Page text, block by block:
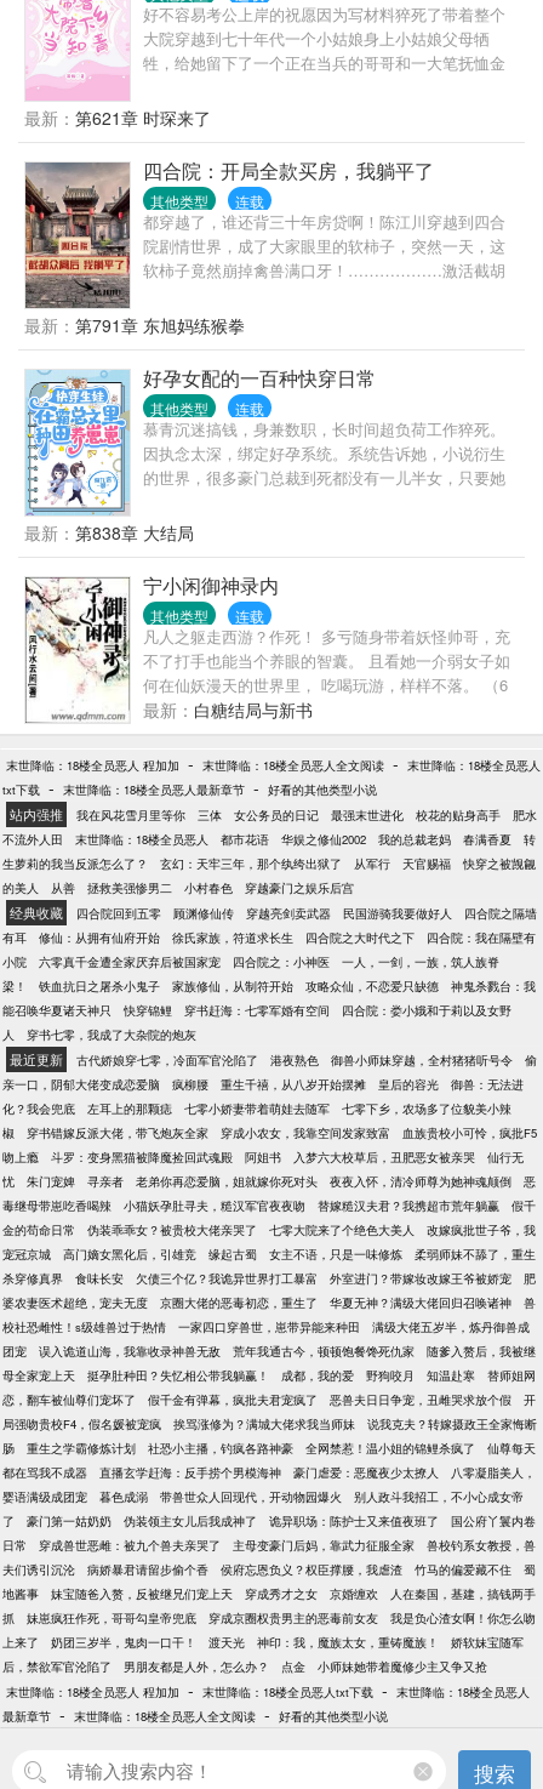
好不容易考公上岸的祝愿因为写材料猝死了带着整个
大院穿越到七十年代一个小姑娘身上小姑娘父母牺
牲，给她留下了一个正在当兵的哥哥和一大笔抚恤金
遇到了几个志同道合的朋友以及从没想过的一生挚爱
PS：新手上路，轻点喷
最新： 第621章 时琛来了
四合院：开局全款买房，我躺平了
其他类型 连载
都穿越了，谁还背三十年房贷啊！陈江川穿越到四合
院剧情世界，成了大家眼里的软柿子，突然一天，这
软柿子竟然崩掉禽兽满口牙！………………激活截胡
中大家发现，原先陈家瓜娃子突然不那么好揉搓了曾
经大家眼中那个怂憨皮竟然不露声色就把众人（禽）
都玩弄于股掌之中就连他家的日子也越过越好这还得
了？反应过来的众禽大呼不妙可此时，陈江川已经成
了他们望尘莫及的存在‘如果当初……’‘屁话少说，赶紧
想想怎么能搭上陈主任的关系吧！’‘我哥说没空接见你
们……’‘哥，你是我爸爸吗？’‘爸，二叔到底是不是你
的孩子？’
最新： 第791章 东旭妈练猴拳
好孕女配的一百种快穿日常
其他类型 连载
慕青沉迷搞钱，身兼数职，长时间超负荷工作猝死。
因执念太深，绑定好孕系统。系统告诉她，小说衍生
的世界，很多豪门总裁到死都没有一儿半女，只要她
积攒到一定数值，就能移民到高纬度星球养老。养老
生活包括永恒的青春、用不尽的财富及无穷尽生命。
慕青星星眼：她答应了！冤种一：身为千亿总裁，顾
予安却患有恐女症。本以为这偌大家产，只能便宜一
表三千里的表亲。直到遇见慕青，他非但没有发病，
反而想整天黏着她。冤种二：游戏里，陆时奕是榜一
大神，拥有无数迷妹迷弟。游戏外，陆时奕是商界新
秀。可惜，他对女人有接触性过敏症，只能把亿万资
产交给堂外甥。慕青的出现，让他发现，原来这世界
存在他能触碰的女孩，就算不择手段，他也要得到
她！冤种三：傅景年车祸，成了植物人。本以为，下
半生只能昏迷不醒。有天，家里来了个小护工，精心
照顾他，给他读报纸、讲各种冷笑话，甚至吐槽一些
琐事……他开始期待新的一天，这样就可以听到她叽
叽喳喳的声音。但，好景不长，私生子弟弟竟想辞退
她，傅景年暴怒，然后，他睁开了眼睛。……慕青就
纳闷了，怎么每次冤种霸总，都长得一个样？
最新： 第838章 大结局
宁小闲御神录内
其他类型 连载
凡人之躯走西游？作死！ 多亏随身带着妖怪帅哥，充
不了打手也能当个养眼的智囊。 且看她一介弱女子如
何在仙妖漫天的世界里， 吃喝玩游，样样不落。 （6
月每日三更求粉红票。保证完本，不胜感激）
最新： 白糖结局与新书
末世降临：18楼全员恶人 程加加 - 末世降临：18楼全员恶人全文阅读 - 末世降临：18楼全员恶人
txt下载 - 末世降临：18楼全员恶人最新章节 - 好看的其他类型小说
站内强推 我在风花雪月里等你 三体 女公务员的日记 最强末世进化 校花的贴身高手
肥水
不流外人田
末世降临：18楼全员恶人 都市花语 华娱之修仙2002 我的总裁老妈 春满香夏
转
生萝莉的我当反派怎么了？
玄幻：天牢三年，那个纨绔出狱了 从军行 天官赐福
快穿之被觊觎
的美人
从善 拯救美强惨男二 小村春色 穿越豪门之娱乐后宫
经典收藏 四合院回到五零 顾渊修仙传 穿越亮剑卖武器 民国游骑我要做好人
四合院之隔墙
有耳
修仙：从拥有仙府开始 徐氏家族，符道求长生 四合院之大时代之下
四合院：我在隔壁有
小院
六零真千金遭全家厌弃后被国家宠 四合院之：小神医
一人，一剑，一族，筑人族脊
梁！
铁血抗日之屠杀小鬼子 家族修仙，从制符开始 攻略众仙，不恋爱只缺德
神鬼杀戮台：我
能召唤华夏诸天神只
快穿锦鲤 穿书赶海：七零军婚有空间
四合院：娄小娥和于莉以及女野
人
穿书七零，我成了大杂院的炮灰
最近更新 古代娇娘穿七零，冷面军官沦陷了 港夜熟色 御兽小师妹穿越，全村猪猪听号令
偷
亲一口，阴郁大佬变成恋爱脑
疯柳腰 重生千禧，从八岁开始摆摊 皇后的容光
御兽：无法进
化？我会兜底
左耳上的那颗痣 七零小娇妻带着萌娃去随军
七零下乡，农场多了位貌美小辣
椒
穿书错嫁反派大佬，带飞炮灰全家 穿成小农女，我靠空间发家致富
血族贵校小可怜，疯批F5
吻上瘾
斗罗：变身黑猫被降魔捡回武魂殿 阿姐书 入梦六大校草后，丑肥恶女被亲哭
仙行无
忧
朱门宠婢 寻亲者 老弟你再恋爱脑，姐就嫁你死对头 夜夜入怀，清冷师尊为她神魂颠倒
恶
毒继母带崽吃香喝辣
小猫妖孕肚寻夫，糙汉军官夜夜吻 替嫁糙汉夫君？我携超市荒年躺赢
假千
金的苟命日常
伪装乖乖女？被贵校大佬亲哭了 七零大院来了个绝色大美人
改嫁疯批世子爷，我
宠冠京城
高门嫡女黑化后，引雄竞 缘起古蜀 女主不语，只是一味修炼
柔弱师妹不舔了，重生
杀穿修真界
食味长安 欠债三个亿？我诡异世界打工暴富 外室进门？带嫁妆改嫁王爷被娇宠
肥
婆农妻医术超绝，宠夫无度
京圈大佬的恶毒初恋，重生了 华夏无神？满级大佬回归召唤诸神
兽
校社恐雌性！s级雄兽过于热情
一家四口穿兽世，崽带异能来种田
满级大佬五岁半，炼丹御兽成
团宠
误入诡道山海，我靠收录神兽无敌 荒年我通古今，顿顿饱餐馋死仇家
随爹入赘后，我被继
母全家宠上天
挺孕肚种田？失忆相公带我躺赢！ 成都，我的爱 野狗咬月 知温赴寒
替师姐网
恋，翻车被仙尊们宠坏了
假千金有弹幕，疯批夫君宠疯了 恶兽夫日日争宠，丑雌哭求放个假
开
局强吻贵校F4，假名媛被宠疯
挨骂涨修为？满城大佬求我当师妹
说我克夫？转嫁摄政王全家悔断
肠
重生之学霸修炼计划 社恐小主播，钓疯各路神豪 全网禁惹！温小姐的锦鲤杀疯了
仙尊每天
都在骂我不成器
直播玄学赶海：反手捞个男模海神 豪门虐爱：恶魔夜少太撩人
八零凝脂美人，
婴语满级成团宠
暮色成溺 带兽世众人回现代，开动物园爆火
别人政斗我招工，不小心成女帝
了
豪门第一姑奶奶 伪装领主女儿后我成神了 诡异职场：陈护士又来值夜班了
国公府丫鬟内卷
日常
穿成兽世恶雌：被九个兽夫亲哭了 主母变豪门后妈，靠武力征服全家
兽校钓系女教授，兽
夫们诱引沉沦
病娇暴君请留步偷个香 侯府忘恩负义？权臣撑腰，我虐渣 竹马的偏爱藏不住
蜀
地酱事
妹宝随爸入赘，反被继兄们宠上天 穿成秀才之女 京婚缠欢
人在秦国，基建，搞钱两手
抓
妹崽疯狂作死，哥哥勾皇帝兜底 穿成京圈权贵男主的恶毒前女友
我是负心渣女啊！你怎么吻
上来了
奶团三岁半，鬼肉一口干！ 渡天光 神印：我，魔族太女，重铸魔族！
娇软妹宝随军
后，禁欲军官沦陷了
男朋友都是人外，怎么办？ 点金
小师妹她带着魔修少主又争又抢
末世降临：18楼全员恶人 程加加 - 末世降临：18楼全员恶人txt下载 - 末世降临：18楼全员恶人
最新章节 - 末世降临：18楼全员恶人全文阅读 - 好看的其他类型小说
搜索